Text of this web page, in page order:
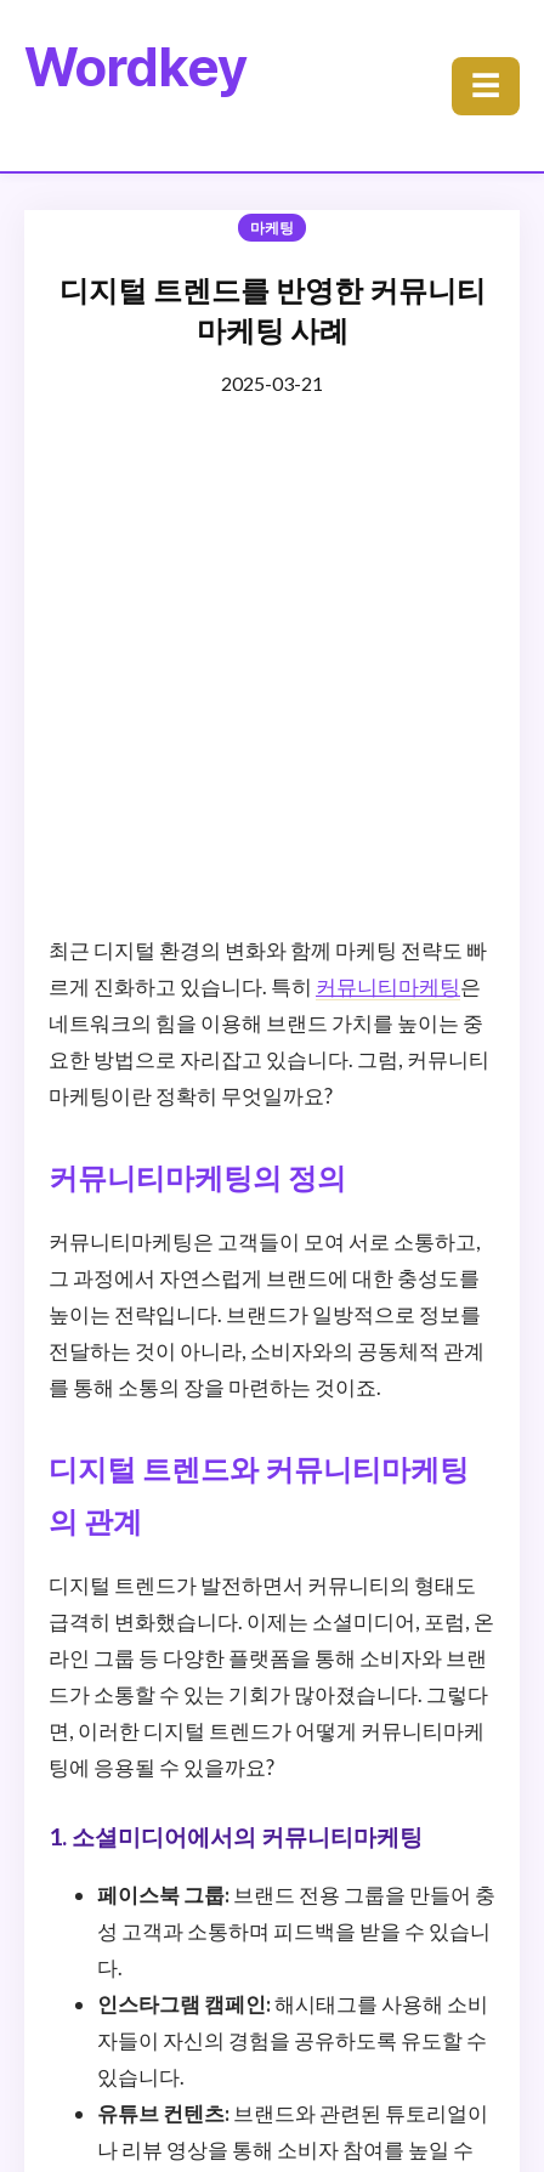
Wordkey ☰
마케팅
디지털 트렌드를 반영한 커뮤니티
마케팅 사례
2025-03-21
최근 디지털 환경의 변화와 함께 마케팅 전략도 빠
르게 진화하고 있습니다. 특히 커뮤니티마케팅은
네트워크의 힘을 이용해 브랜드 가치를 높이는 중
요한 방법으로 자리잡고 있습니다. 그럼, 커뮤니티
마케팅이란 정확히 무엇일까요?
커뮤니티마케팅의 정의
커뮤니티마케팅은 고객들이 모여 서로 소통하고,
그 과정에서 자연스럽게 브랜드에 대한 충성도를
높이는 전략입니다. 브랜드가 일방적으로 정보를
전달하는 것이 아니라, 소비자와의 공동체적 관계
를 통해 소통의 장을 마련하는 것이죠.
디지털 트렌드와 커뮤니티마케팅
의 관계
디지털 트렌드가 발전하면서 커뮤니티의 형태도
급격히 변화했습니다. 이제는 소셜미디어, 포럼, 온
라인 그룹 등 다양한 플랫폼을 통해 소비자와 브랜
드가 소통할 수 있는 기회가 많아졌습니다. 그렇다
면, 이러한 디지털 트렌드가 어떻게 커뮤니티마케
팅에 응용될 수 있을까요?
1. 소셜미디어에서의 커뮤니티마케팅
페이스북 그룹: 브랜드 전용 그룹을 만들어 충
성 고객과 소통하며 피드백을 받을 수 있습니
다.
인스타그램 캠페인:해시태그를 사용해 소비
자들이 자신의 경험을 공유하도록 유도할 수
있습니다.
유튜브 컨텐츠: 브랜드와 관련된 튜토리얼이
나 리뷰 영상을 통해 소비자 참여를 높일 수